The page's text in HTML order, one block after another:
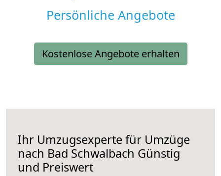
Persönliche Angebote
Kostenlose Angebote erhalten
Ihr Umzugsexperte für Umzüge
nach Bad Schwalbach Günstig
und Preiswert